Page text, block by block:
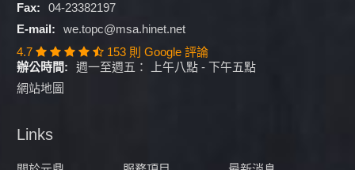
Fax:
04-23382197
E-mail:
we.topc@msa.hinet.net
4.7
153 則 Google 評論
辦公時間:
週一至週五： 上午八點 - 下午五點
網站地圖
Links